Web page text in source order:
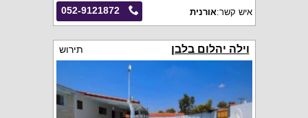
052-9121872 איש קשר:אורנית
וילה יהלום בלבן תירוש